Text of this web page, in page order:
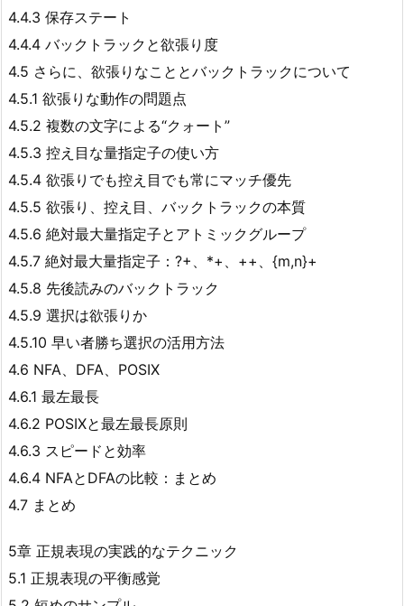
4.4.3 保存ステート
4.4.4 バックトラックと欲張り度
4.5 さらに、欲張りなこととバックトラックについて
4.5.1 欲張りな動作の問題点
4.5.2 複数の文字による“クォート”
4.5.3 控え目な量指定子の使い方
4.5.4 欲張りでも控え目でも常にマッチ優先
4.5.5 欲張り、控え目、バックトラックの本質
4.5.6 絶対最大量指定子とアトミックグループ
4.5.7 絶対最大量指定子：?+、*+、++、{m,n}+
4.5.8 先後読みのバックトラック
4.5.9 選択は欲張りか
4.5.10 早い者勝ち選択の活用方法
4.6 NFA、DFA、POSIX
4.6.1 最左最長
4.6.2 POSIXと最左最長原則
4.6.3 スピードと効率
4.6.4 NFAとDFAの比較：まとめ
4.7 まとめ
5章 正規表現の実践的なテクニック
5.1 正規表現の平衡感覚